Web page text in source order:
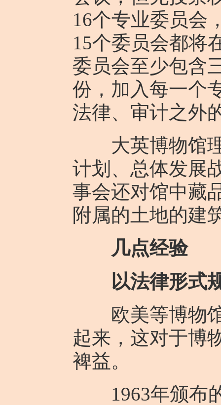
16个专业委员会
15个委员会都将
委员会至少包含
份，加入每一个
法律、审计之外
大英博物馆理
计划、总体发展
事会还对馆中藏
附属的土地的建
几点经验
以法律形式
欧美等博物馆
起来，这对于博
裨益。
1963年颁布的